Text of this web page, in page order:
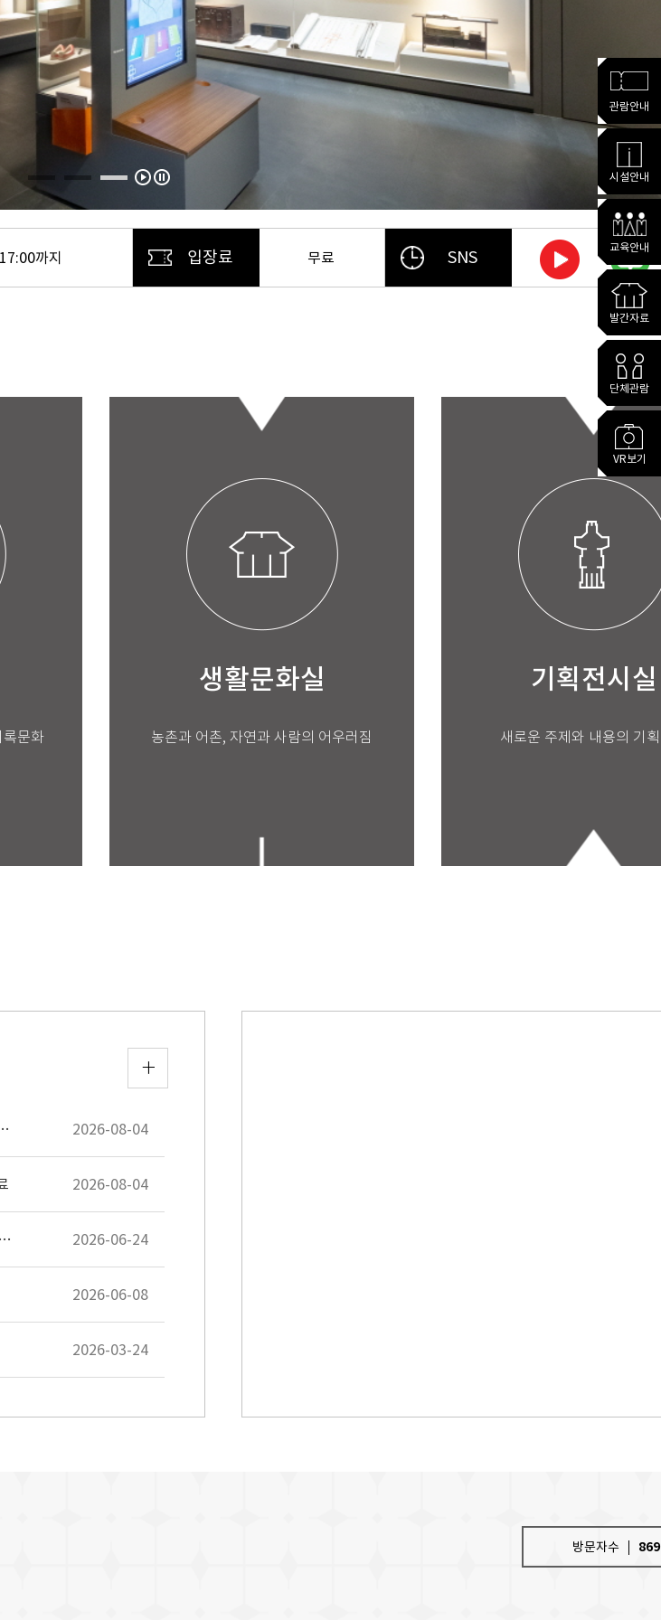
관람안내
시설안내
교육안내
발간자료
단체관람
VR보기
까지 입장료 무료 SNS
문화
생활문화실
농촌과 어촌, 자연과 사람의 어우러짐
기획전시실
새로운 주제와 내용의 기
4개 구 문화유산 탐험대 수업 사후 활동지 2026-08-04
2026-08-04
[공지]2026년 고정형 영상정보처리기기 운영 관리 방침(문화유산과_화성시 역사박물관) 2026-06-24
2026-06-08
2026-03-24
방문자수